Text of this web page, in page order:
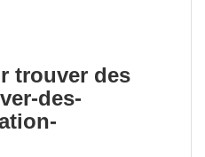
trouver des
des-